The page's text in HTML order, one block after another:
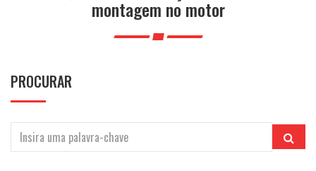
montagem no motor
PROCURAR